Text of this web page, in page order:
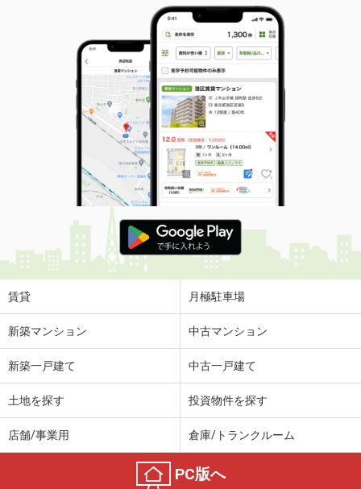
賃貸 月極駐車場
新築マンション 中古マンション
新築一戸建て 中古一戸建て
土地を探す 投資物件を探す
店舗/事業用 倉庫/トランクルーム
PC版へ